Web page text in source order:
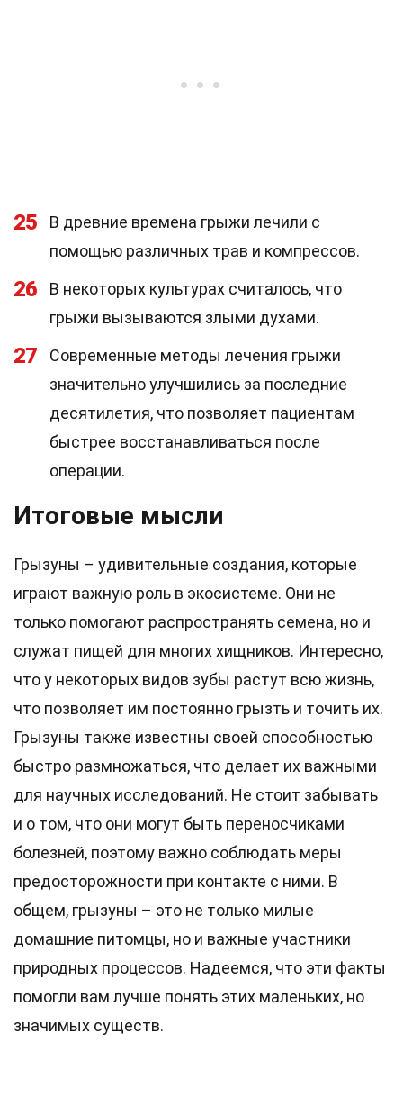
25
В древние времена грыжи лечили с
помощью различных трав и компрессов.
26
В некоторых культурах считалось, что
грыжи вызываются злыми духами.
27
Современные методы лечения грыжи
значительно улучшились за последние
десятилетия, что позволяет пациентам
быстрее восстанавливаться после
операции.
Итоговые мысли
Грызуны – удивительные создания, которые
играют важную роль в экосистеме. Они не
только помогают распространять семена, но и
служат пищей для многих хищников. Интересно,
что у некоторых видов зубы растут всю жизнь,
что позволяет им постоянно грызть и точить их.
Грызуны также известны своей способностью
быстро размножаться, что делает их важными
для научных исследований. Не стоит забывать
и о том, что они могут быть переносчиками
болезней, поэтому важно соблюдать меры
предосторожности при контакте с ними. В
общем, грызуны – это не только милые
домашние питомцы, но и важные участники
природных процессов. Надеемся, что эти факты
помогли вам лучше понять этих маленьких, но
значимых существ.